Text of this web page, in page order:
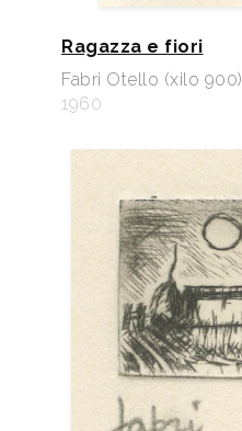
Ragazza e fiori
Fabri Otello (xilo 900)
1960